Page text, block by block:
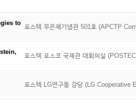
to
포스텍 무은재기념관 501호 (APCTP
포스텍 포스코 국제관 대회의실
포스텍 LG연구동 강당 (LG